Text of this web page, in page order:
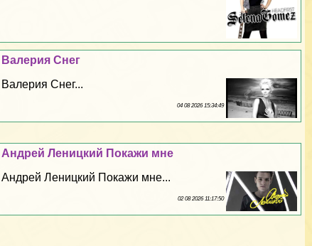
Валерия Снег
Валерия Снег...
04 08 2026 15:34:49
Андрей Леницкий Покажи мне
Андрей Леницкий Покажи мне...
02 08 2026 11:17:50